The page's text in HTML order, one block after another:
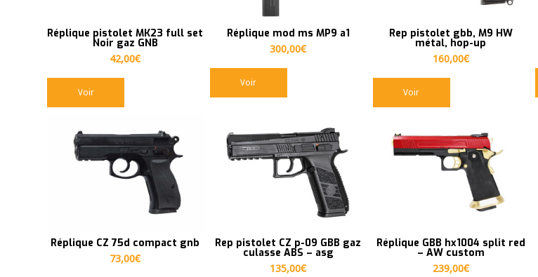
Réplique pistolet MK23 full set
Noir gaz GNB
42,00€
Voir
Réplique mod ms MP9 a1
300,00€
Voir
Rep pistolet gbb, M9 HW
métal, hop-up
160,00€
Voir
Réplique CZ 75d compact gnb
73,00€
Rep pistolet CZ p-09 GBB gaz
culasse ABS – asg
135,00€
Réplique GBB hx1004 split red
– AW custom
239,00€